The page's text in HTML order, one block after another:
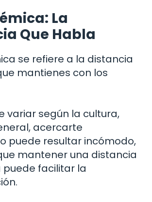
La
Que Habla
se refiere a la distancia
mantienes con los
variar según la cultura,
acercarte
puede resultar incómodo,
mantener una distancia
facilitar la